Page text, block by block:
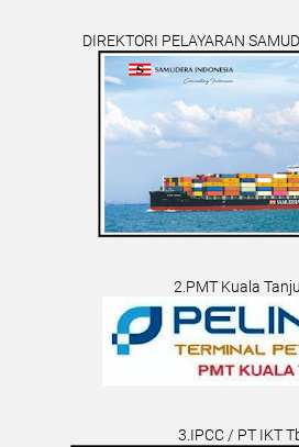
DIREKTORI PELAYARAN
2.PMT Kuala
3.IPCC / PT IKT